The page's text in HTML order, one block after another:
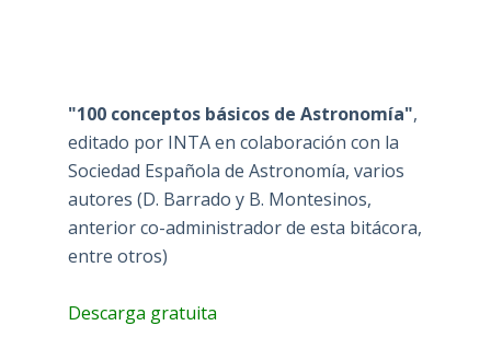
"100 conceptos básicos de Astronomía",
editado por INTA en colaboración con la
Sociedad Española de Astronomía, varios
autores (D. Barrado y B. Montesinos,
anterior co-administrador de esta bitácora,
entre otros)
Descarga gratuita